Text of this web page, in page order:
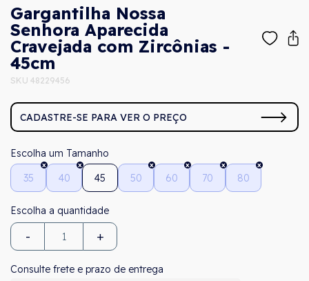
Gargantilha Nossa
Senhora Aparecida
Cravejada com Zircônias -
45cm
SKU 48229456
CADASTRE-SE PARA VER O PREÇO
Tamanho
35
40 45 50 60 70 80
- +
Consulte frete e prazo de entrega